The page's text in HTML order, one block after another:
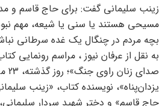
زینب سلیمانی گفت: برای حاج قاسم و
مسیحی هستند یا سنی یا شیعه، مهم
بچه مردم در چنگال یک غده سرطانی
به نقل از عرفان نیوز ، مراسم رونمایی
یزدان‌پناه»، نویسنده کتاب، «زینب
حاج قاسم» و دختر شهید سردار سلیمانی،